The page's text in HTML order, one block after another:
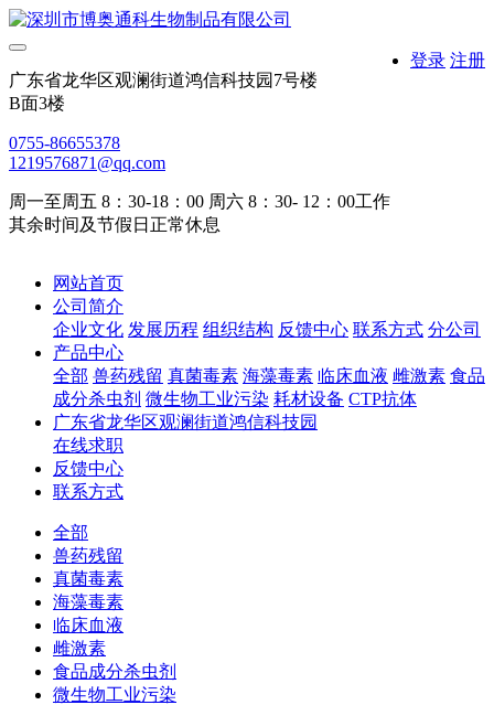
登录 注册
广东省龙华区观澜街道鸿信科技园7号楼
B面3楼
0755-86655378
1219576871@qq.com
周一至周五 8：30-18：00 周六 8：30- 12：00工作
其余时间及节假日正常休息
网站首页
公司简介
企业文化 发展历程 组织结构 反馈中心 联系方式 分公司
产品中心
全部 兽药残留 真菌毒素 海藻毒素 临床血液 雌激素 食品
成分杀虫剂 微生物工业污染 耗材设备 CTP抗体
广东省龙华区观澜街道鸿信科技园
在线求职
反馈中心
联系方式
全部
兽药残留
真菌毒素
海藻毒素
临床血液
雌激素
食品成分杀虫剂
微生物工业污染